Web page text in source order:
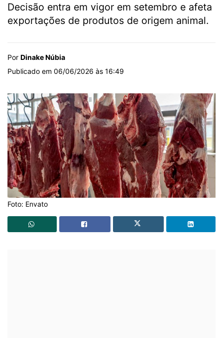
Decisão entra em vigor em setembro e afeta
exportações de produtos de origem animal.
Por Dinake Núbia
Publicado em 06/06/2026 às 16:49
Foto: Envato